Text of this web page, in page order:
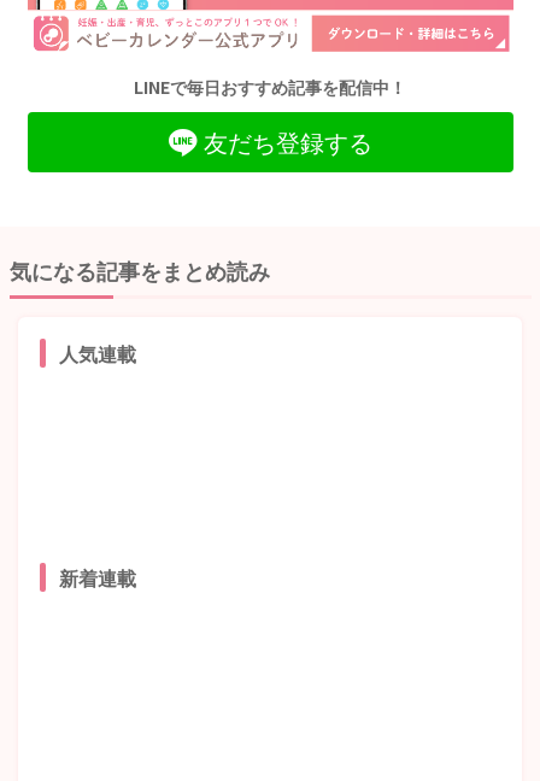
LINEで毎日おすすめ記事を配信中！
友だち登録する
気になる記事をまとめ読み
人気連載
新着連載